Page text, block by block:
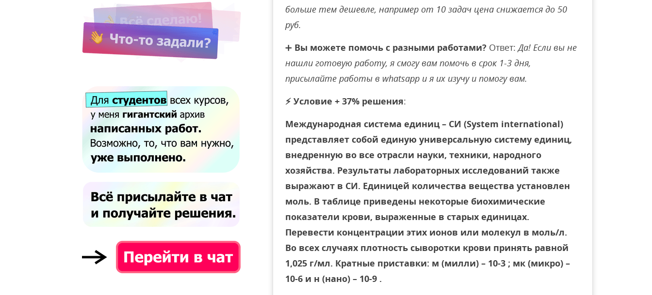
больше тем дешевле, например от 10 задач цена снижается до 50
руб.
➕ Вы можете помочь с разными работами? Ответ:Да! Если вы не
нашли готовую работу, я смогу вам помочь в срок 1-3 дня,
присылайте работы в whatsapp и я их изучу и помогу вам.
⚡ Условие + 37% решения:
Международная система единиц – СИ (System international)
представляет собой единую универсальную систему единиц,
внедренную во все отрасли науки, техники, народного
хозяйства. Результаты лабораторных исследований также
выражают в СИ. Единицей количества вещества установлен
моль. В таблице приведены некоторые биохимические
показатели крови, выраженные в старых единицах.
Перевести концентрации этих ионов или молекул в моль/л.
Во всех случаях плотность сыворотки крови принять равной
1,025 г/мл. Кратные приставки: м (милли) – 10-3 ; мк (микро) –
10-6 и н (нано) – 10-9 .